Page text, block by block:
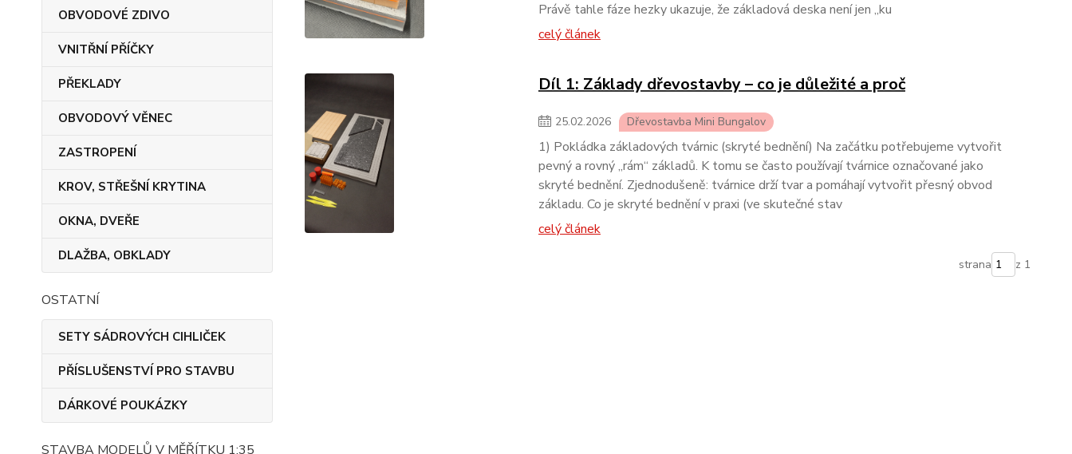
OBVODOVÉ ZDIVO
VNITŘNÍ PŘÍČKY
PŘEKLADY
OBVODOVÝ VĚNEC
ZASTROPENÍ
KROV, STŘEŠNÍ KRYTINA
OKNA, DVEŘE
DLAŽBA, OBKLADY
OSTATNÍ
SETY SÁDROVÝCH CIHLIČEK
PŘÍSLUŠENSTVÍ PRO STAVBU
DÁRKOVÉ POUKÁZKY
STAVBA MODELŮ V MĚŘÍTKU 1:35
Právě tahle fáze hezky ukazuje, že základová deska není jen „ku
celý článek
Díl 1: Základy dřevostavby – co je důležité a proč
25.02.2026 Dřevostavba Mini Bungalov
1) Pokládka základových tvárnic (skryté bednění) Na začátku potřebujeme vytvořit
pevný a rovný „rám“ základů. K tomu se často používají tvárnice označované jako
skryté bednění. Zjednodušeně: tvárnice drží tvar a pomáhají vytvořit přesný obvod
základu. Co je skryté bednění v praxi (ve skutečné stav
celý článek
strana z 1